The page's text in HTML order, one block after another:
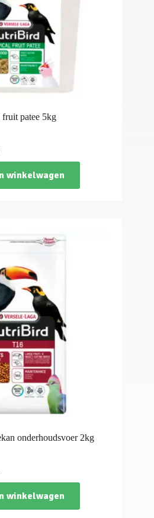
fruit patee 5kg
winkelwagen
onderhoudsvoer 2kg
winkelwagen